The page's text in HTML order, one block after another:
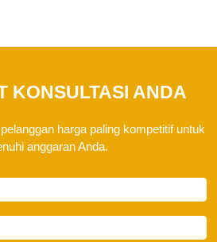
KONSULTASI ANDA
harga paling kompetitif untuk
anggaran Anda.